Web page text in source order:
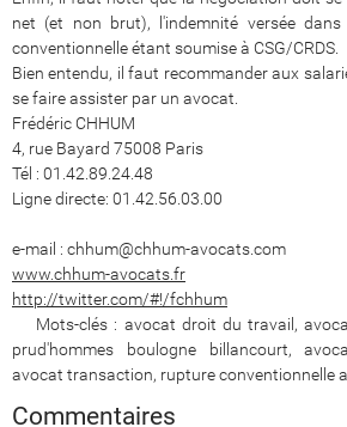
net (et non brut), l'indemnité versée
conventionnelle étant soumise à CSG/CRDS.
Bien entendu, il faut recommander aux
se faire assister par un avocat.
Frédéric CHHUM
4, rue Bayard 75008 Paris
Tél : 01.42.89.24.48
Ligne directe: 01.42.56.03.00
e-mail : chhum@chhum-avocats.com
www.chhum-avocats.fr
http://twitter.com/#!/fchhum
Mots-clés : avocat droit du travail,
prud'hommes boulogne billancourt,
avocat transaction, rupture conventionnelle
Commentaires